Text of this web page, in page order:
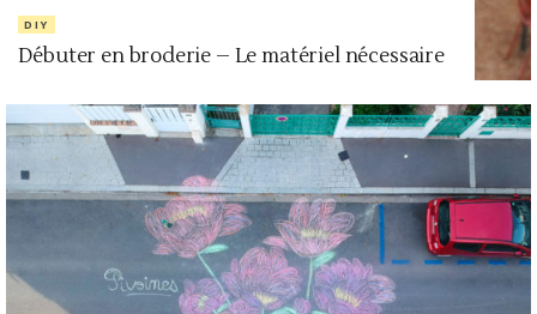
DIY
Débuter en broderie – Le matériel nécessaire